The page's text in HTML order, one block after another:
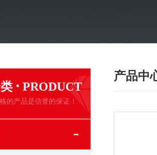
· PRODUCT
的产品是信誉的保证！
产品中